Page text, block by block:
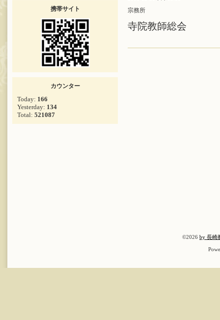
宗務所
寺院教師総会
携帯サイト
カウンター
Today: 166
Yesterday: 134
Total: 521087
©2026 by 長崎